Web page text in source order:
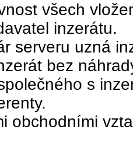
všech
inzerátu.
serveru uzná
bez
s
obchodními